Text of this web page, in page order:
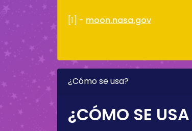
[1] - moon.nasa.gov
¿Cómo se usa?
¿CÓMO SE